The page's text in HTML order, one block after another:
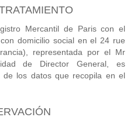
Mercantil de Paris con el
domicilio social en el 24 rue
representada por el Mr
de Director General, es
de los datos que recopila en el